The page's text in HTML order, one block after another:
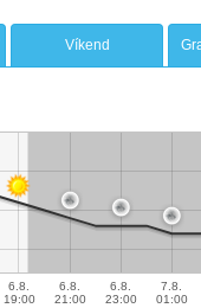
Víkend
6.8.
19:00
6.8.
21:00
6.8.
23:00
7.8.
01:00